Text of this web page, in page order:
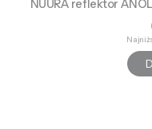
NUURA reflektor